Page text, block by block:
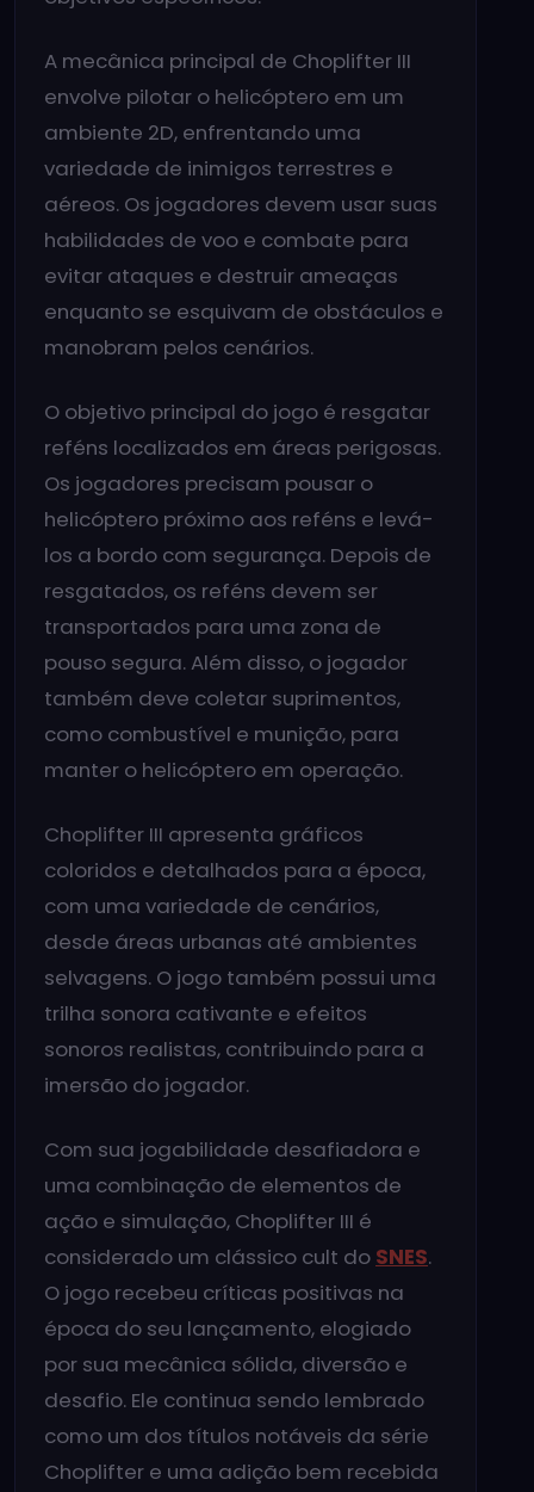
A mecânica principal de Choplifter III
envolve pilotar o helicóptero em um
ambiente 2D, enfrentando uma
variedade de inimigos terrestres e
aéreos. Os jogadores devem usar suas
habilidades de voo e combate para
evitar ataques e destruir ameaças
enquanto se esquivam de obstáculos e
manobram pelos cenários.
O objetivo principal do jogo é resgatar
reféns localizados em áreas perigosas.
Os jogadores precisam pousar o
helicóptero próximo aos reféns e levá-
los a bordo com segurança. Depois de
resgatados, os reféns devem ser
transportados para uma zona de
pouso segura. Além disso, o jogador
também deve coletar suprimentos,
como combustível e munição, para
manter o helicóptero em operação.
Choplifter III apresenta gráficos
coloridos e detalhados para a época,
com uma variedade de cenários,
desde áreas urbanas até ambientes
selvagens. O jogo também possui uma
trilha sonora cativante e efeitos
sonoros realistas, contribuindo para a
imersão do jogador.
Com sua jogabilidade desafiadora e
uma combinação de elementos de
ação e simulação, Choplifter III é
considerado um clássico cult do SNES.
O jogo recebeu críticas positivas na
época do seu lançamento, elogiado
por sua mecânica sólida, diversão e
desafio. Ele continua sendo lembrado
como um dos títulos notáveis da série
Choplifter e uma adição bem recebida